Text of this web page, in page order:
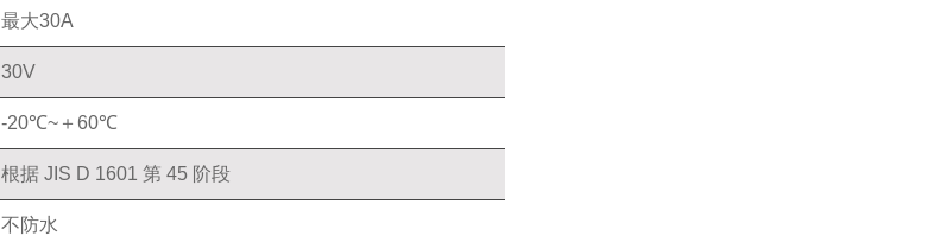
最大30A
30V
-20℃~＋60℃
根据 JIS D 1601 第 45 阶段
不防水